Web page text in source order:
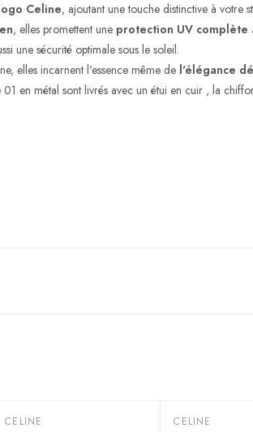
Celine, ajoutant une touche distinctive à votre
, elles promettent une protection UV complète
une sécurité optimale sous le soleil.
elles incarnent l'essence même de l'élégance
en métal sont livrés avec un étui en cuir , la
-55 %
CELINE -55 %
CELINE